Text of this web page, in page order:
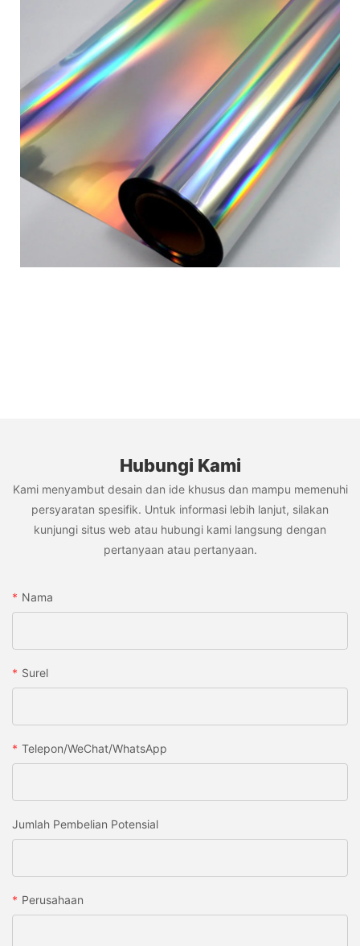
Hubungi Kami
Kami menyambut desain dan ide khusus dan mampu memenuhi
persyaratan spesifik. Untuk informasi lebih lanjut, silakan
kunjungi situs web atau hubungi kami langsung dengan
pertanyaan atau pertanyaan.
Nama
Surel
Telepon/WeChat/WhatsApp
Jumlah Pembelian Potensial
Perusahaan